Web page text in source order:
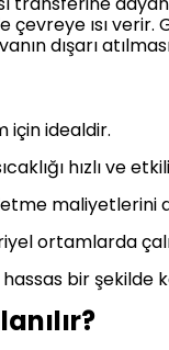
çevreye ısı
dışarı
için idealdir.
hızlı ve
maliyetlerini
ortamlarda
hassas bir